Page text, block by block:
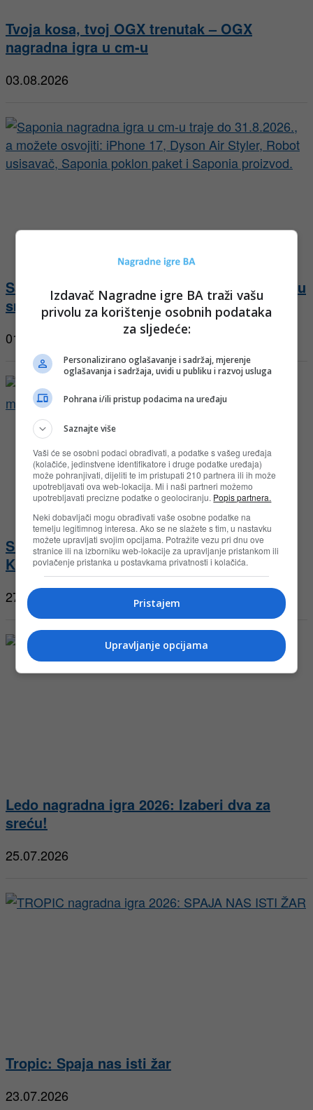
Tvoja kosa, tvoj OGX trenutak – OGX
nagradna igra u cm-u
03.08.2026
Saponia nagradna igra u cm-u: Zagrebi svoju
sreću
01.08.2026
Sladoled Snješko 4You nagradna igra u
KORT marketima
27.07.2026
Ledo nagradna igra 2026: Izaberi dva za
sreću!
25.07.2026
Tropic: Spaja nas isti žar
23.07.2026
Izdavač Nagradne igre BA traži vašu
privolu za korištenje osobnih podataka
za sljedeće:
Personalizirano oglašavanje i sadržaj, mjerenje
oglašavanja i sadržaja, uvidi u publiku i razvoj usluga
Pohrana i/ili pristup podacima na uređaju
Saznajte više
Vaši će se osobni podaci obrađivati, a podatke s vašeg uređaja
(kolačiće, jedinstvene identifikatore i druge podatke uređaja)
može pohranjivati, dijeliti te im pristupati 210 partnera ili ih može
upotrebljavati ova web-lokacija. Mi i naši partneri možemo
upotrebljavati precizne podatke o geolociranju. Popis partnera.
Neki dobavljači mogu obrađivati vaše osobne podatke na
temelju legitimnog interesa. Ako se ne slažete s tim, u nastavku
možete upravljati svojim opcijama. Potražite vezu pri dnu ove
stranice ili na izborniku web-lokacije za upravljanje pristankom ili
povlačenje pristanka u postavkama privatnosti i kolačića.
Pristajem
Upravljanje opcijama